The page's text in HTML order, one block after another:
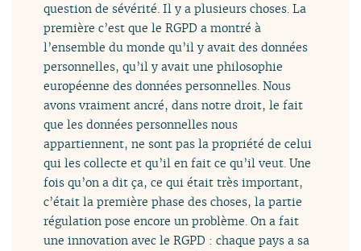
question de sévérité. Il y a plusieurs choses. La
première c’est que le RGPD a montré à
l’ensemble du monde qu’il y avait des données
personnelles, qu’il y avait une philosophie
européenne des données personnelles. Nous
avons vraiment ancré, dans notre droit, le fait
que les données personnelles nous
appartiennent, ne sont pas la propriété de celui
qui les collecte et qu’il en fait ce qu’il veut. Une
fois qu’on a dit ça, ce qui était très important,
c’était la première phase des choses, la partie
régulation pose encore un problème. On a fait
une innovation avec le RGPD : chaque pays a sa